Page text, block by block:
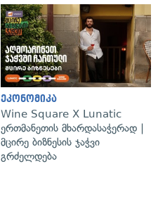
ეკონომიკა
Wine Square X Lunatic
ერთმანეთის მხარდასაჭერად |
მცირე ბიზნესის ჯაჭვი
გრძელდება